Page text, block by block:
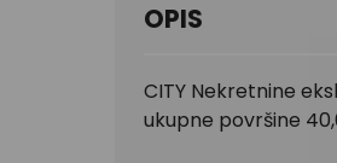
OPIS
CITY Nekretnine
ukupne površine